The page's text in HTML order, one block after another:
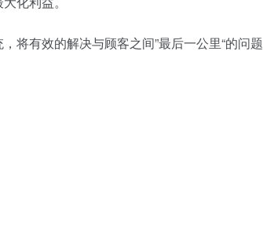
将有效的解决与顾客之间”最后一公里“的问题